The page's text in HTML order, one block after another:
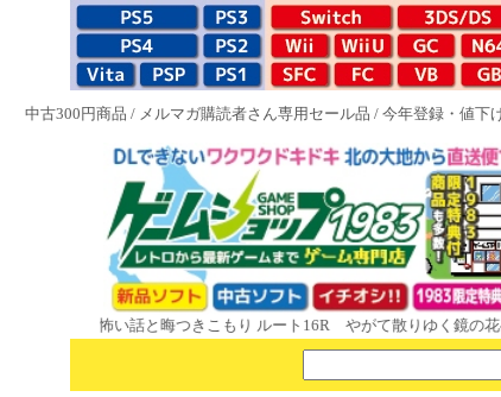
中古300円商品 / メルマガ購読者さん専用セール品 / 今年登録・値下
た怖い話と晦󠄀つきこもり ルート16R やがて散りゆく鏡の花へ 70年